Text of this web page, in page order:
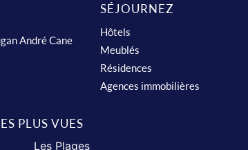
André Cane
SÉJOURNEZ
Hôtels
Meublés
Résidences
Agences immobilières
PLUS VUES
Les Plages